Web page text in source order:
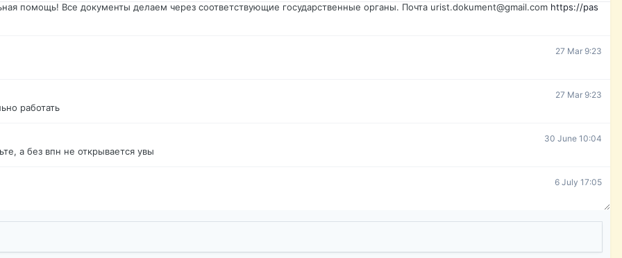
помощь! Все документы делаем через соответствующие государственные органы. Почта urist.dokument@gmail.com https://pas
27 Mar 9:23
27 Mar 9:23
работать
30 June 10:04
а без впн не открывается увы
6 July 17:05